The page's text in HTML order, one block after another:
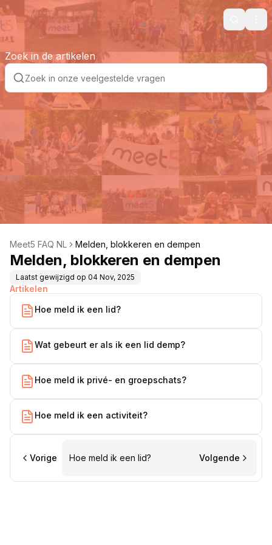
Search
Zoek in de artikelen
Meet5 FAQ NL Melden, blokkeren en dempen
Melden, blokkeren en dempen
Laatst gewijzigd op 04 Nov, 2025
Artikelen
Hoe meld ik een lid?
Wat gebeurt er als ik een lid demp?
Hoe meld ik privé- en groepschats?
Hoe meld ik een activiteit?
Vorige Hoe meld ik een lid? Volgende